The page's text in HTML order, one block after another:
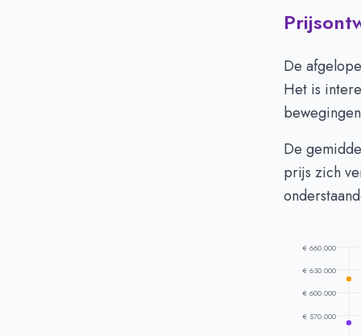
Vraagprijs in
Verkoopprijs
De
Het is
De
prijs zich
€ 660.000
€ 630.000
€ 600.000
€ 570.000